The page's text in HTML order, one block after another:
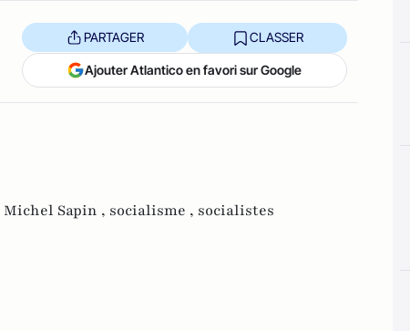
PARTAGER CLASSER
Ajouter Atlantico en favori sur Google
Michel Sapin , socialisme , socialistes